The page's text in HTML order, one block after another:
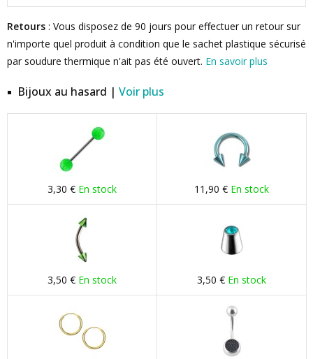
Retours : Vous disposez de 90 jours pour effectuer un retour sur
n'importe quel produit à condition que le sachet plastique sécurisé
par soudure thermique n'ait pas été ouvert. En savoir plus
Bijoux au hasard | Voir plus
3,30 € En stock 11,90 € En stock
3,50 € En stock 3,50 € En stock